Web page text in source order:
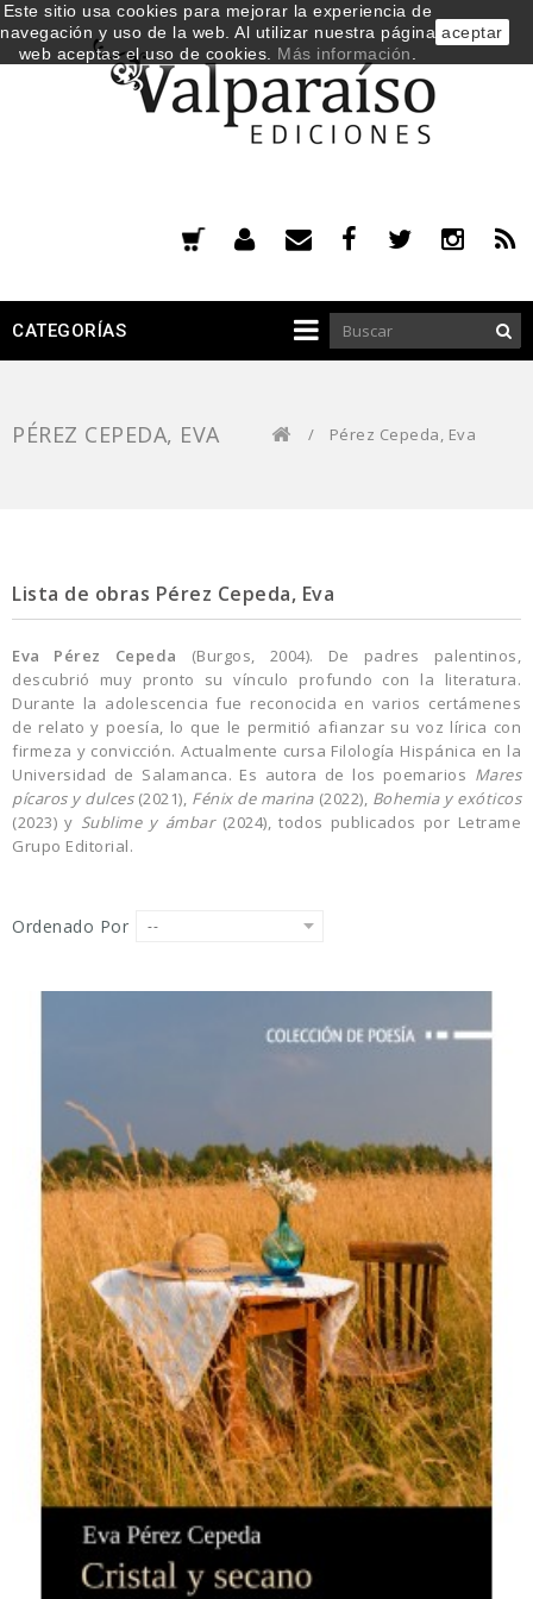
CATEGORÍAS
PÉREZ CEPEDA, EVA / Pérez Cepeda, Eva
Lista de obras Pérez Cepeda, Eva
Eva Pérez Cepeda (Burgos, 2004). De padres palentinos,
descubrió muy pronto su vínculo profundo con la literatura.
Durante la adolescencia fue reconocida en varios certámenes
de relato y poesía, lo que le permitió afianzar su voz lírica con
firmeza y convicción. Actualmente cursa Filología Hispánica en la
Universidad de Salamanca. Es autora de los poemarios Mares
pícaros y dulces(2021), Fénix de marina(2022), Bohemia y exóticos
(2023) y Sublime y ámbar(2024), todos publicados por Letrame
Grupo Editorial.
Ordenado Por --
Este sitio usa cookies para mejorar la experiencia de
navegación y uso de la web. Al utilizar nuestra página
web aceptas el uso de cookies. Más información
aceptar